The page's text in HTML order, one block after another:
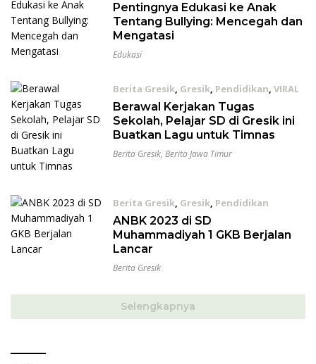
Pentingnya Edukasi ke Anak
Tentang Bullying: Mencegah dan
Mengatasi
Edukasi
Berita Gresik, Gresik, Pendidikan, VIRAL
29/05/2024
Berawal Kerjakan Tugas
Sekolah, Pelajar SD di Gresik ini
Buatkan Lagu untuk Timnas
Berita Gresik, Berita Jawa Timur
Berita Gresik, Gresik, Pendidikan
31/10/2023
ANBK 2023 di SD
Muhammadiyah 1 GKB Berjalan
Lancar
Berita Gresik
Selengkapnya